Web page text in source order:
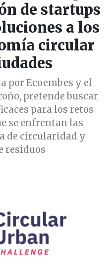
de startups
a los
circular
por Ecoembes y el
pretende buscar
para los retos
se enfrentan las
de circularidad y
residuos